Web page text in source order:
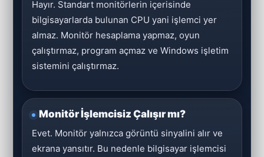
Hayır. Standart monitörlerin içerisinde
bilgisayarlarda bulunan CPU yani işlemci yer
almaz. Monitör hesaplama yapmaz, oyun
çalıştırmaz, program açmaz ve Windows işletim
sistemini çalıştırmaz.
Monitör İşlemcisiz Çalışır mı?
Evet. Monitör yalnızca görüntü sinyalini alır ve
ekrana yansıtır. Bu nedenle bilgisayar işlemcisi